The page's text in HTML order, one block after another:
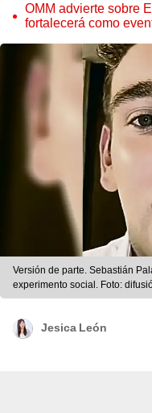
OMM advierte sobre
fortalecerá como
Versión de parte. Sebastián
experimento social. Foto:
Jesica León